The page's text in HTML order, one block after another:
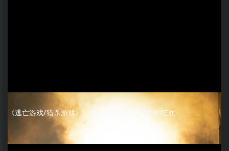
《逃亡游戏/猎杀游戏》：资本末日与娱乐消费的狂欢